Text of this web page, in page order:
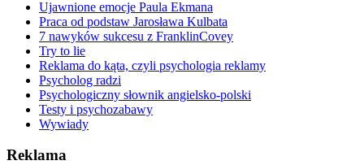
Ujawnione emocje Paula Ekmana
Praca od podstaw Jarosława Kulbata
7 nawyków sukcesu z FranklinCovey
Try to lie
Reklama do kąta, czyli psychologia reklamy
Psycholog radzi
Psychologiczny słownik angielsko-polski
Testy i psychozabawy
Wywiady
Reklama